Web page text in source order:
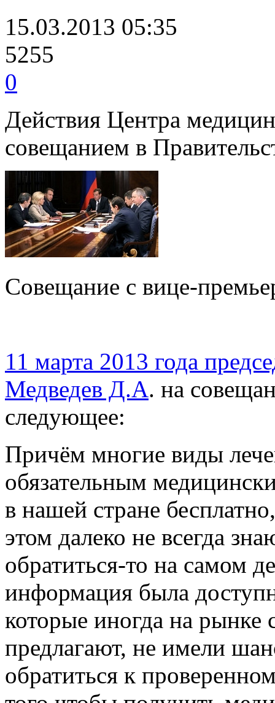
15.03.2013 05:35
5255
0
Действия Центра
совещанием в
Совещание с вице-
11 марта 2013 года
Медведев Д.А. на
следующее:
Причём многие виды
обязательным
в нашей стране
этом далеко не всегда
обратиться-то на самом
информация была
которые иногда на рынке
предлагают, не имели
обратиться к